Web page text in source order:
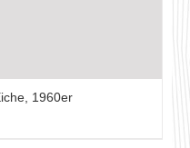
1960er